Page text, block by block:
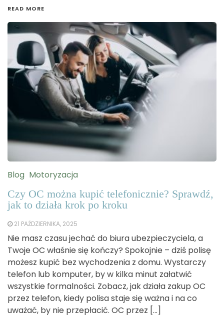
READ MORE
Blog Motoryzacja
Czy OC można kupić telefonicznie? Sprawdź,
jak to działa krok po kroku
21 PAŹDZIERNIKA, 2025
Nie masz czasu jechać do biura ubezpieczyciela, a
Twoje OC właśnie się kończy? Spokojnie – dziś polisę
możesz kupić bez wychodzenia z domu. Wystarczy
telefon lub komputer, by w kilka minut załatwić
wszystkie formalności. Zobacz, jak działa zakup OC
przez telefon, kiedy polisa staje się ważna i na co
uważać, by nie przepłacić. OC przez […]